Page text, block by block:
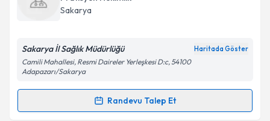
takvim hazırlandığında e-posta ile bilgilendireceğiz.
Kişisel verilerimin işlenmesine ilişkinAydınlatma
'ni okudum ve kişisel verilerimin belirtilen
kapsamda işlenmesini kabul ediyorum.
Sakarya
Sakarya İl Sağlık Müdürlüğü Haritada Göster
Camili Mahallesi, Resmi Daireler Yerleşkesi D:c, 54100
Adapazarı/Sakarya
Randevu Talep Et
Randevu Takvimi Talebi